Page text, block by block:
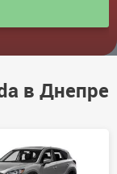
в Днепре